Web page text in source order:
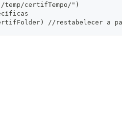
temp/certifTempo/")
//restabelecer a